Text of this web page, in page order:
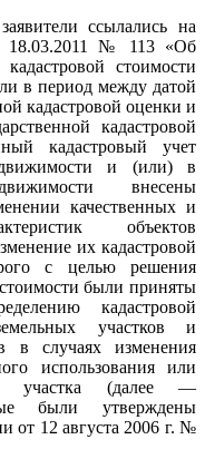
ссылались на
18.03.2011 № 113 «Об
стоимости
в период между датой
кадастровой оценки и
кадастровой
кадастровый учет
и (или) в
внесены
качественных и
объектов
их кадастровой
с целью решения
были приняты
кадастровой
участков и
в случаях изменения
использования или
участка (далее —
были утверждены
от 12 августа 2006 г. №